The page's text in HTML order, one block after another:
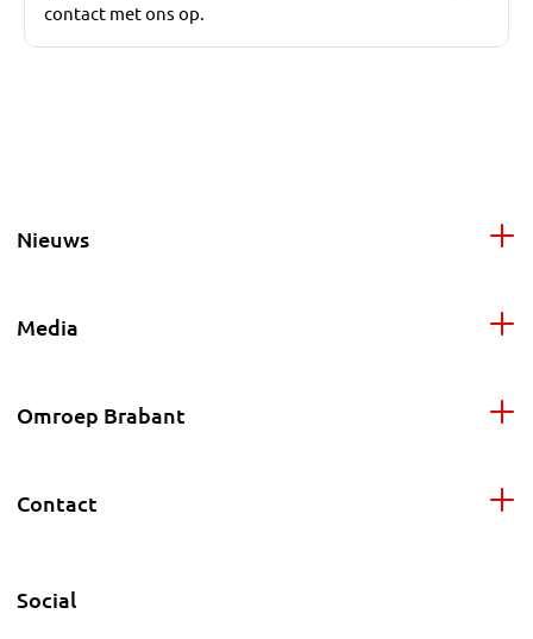
contact met ons op.
Nieuws
Media
Omroep Brabant
Contact
Social